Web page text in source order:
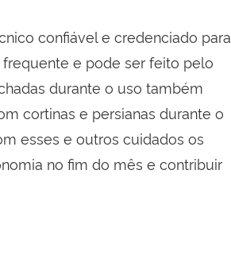
confiável e credenciado para
e pode ser feito pelo
durante o uso também
cortinas e persianas durante o
esses e outros cuidados os
no fim do mês e contribuir